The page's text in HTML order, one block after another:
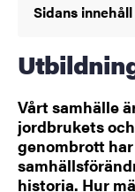
Sidans innehåll
Vårt samhälle
jordbrukets
genombrott
historia. Hur